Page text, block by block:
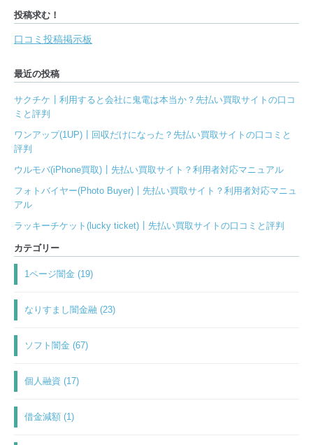
投稿求む！
口コミ投稿掲示板
最近の投稿
サクチケ┃利用すると会社に鬼電は本当か？先払い買取サイトの口コ
ミと評判
ワンアップ(1UP)┃回収だけになった？先払い買取サイトの口コミと
評判
ウルモバ(iPhone買取)┃先払い買取サイト？利用者対応マニュアル
フォトバイヤー(Photo Buyer)┃先払い買取サイト？利用者対応マニュ
アル
ラッキーチケット(lucky ticket)┃先払い買取サイトの口コミと評判
カテゴリー
1ページ闇金 (19)
なりすまし闇金融 (23)
ソフト闇金 (67)
個人融資 (17)
借金減額 (1)